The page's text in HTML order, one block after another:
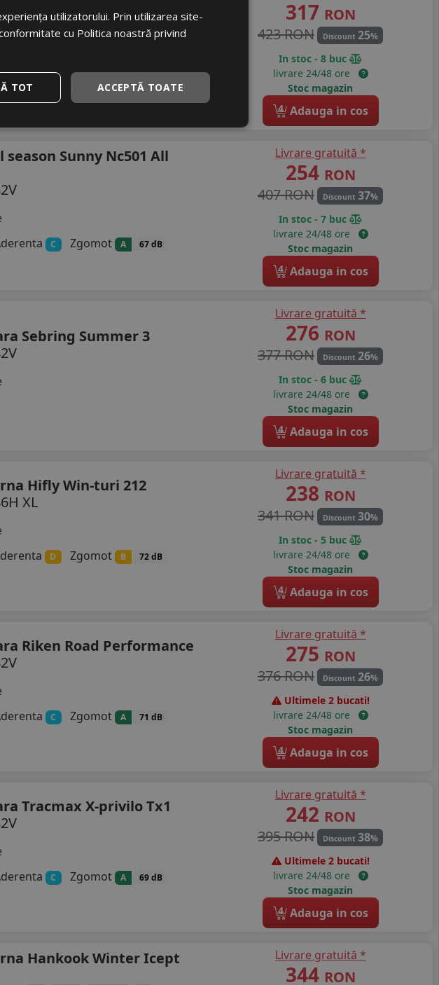
M+S 3PMSF
Slovenia
B Zgomot A 71 dB
317 RON
423 RON
Discount 25%
In stoc - 8 buc
livrare 24/48 ore
Stoc magazin
4 Adauga in cos
Sunny Nc501 All
C Zgomot A 67 dB
Livrare gratuită *
254 RON
407 RON
Discount 37%
In stoc - 7 buc
livrare 24/48 ore
Stoc magazin
4 Adauga in cos
Sebring Summer 3
Livrare gratuită *
276 RON
377 RON
Discount 26%
In stoc - 6 buc
livrare 24/48 ore
Stoc magazin
4 Adauga in cos
Hifly Win-turi 212
XL
D Zgomot B 72 dB
Livrare gratuită *
238 RON
341 RON
Discount 30%
In stoc - 5 buc
livrare 24/48 ore
Stoc magazin
4 Adauga in cos
Riken Road Performance
C Zgomot A 71 dB
Livrare gratuită *
275 RON
376 RON
Discount 26%
Ultimele 2 bucati!
livrare 24/48 ore
Stoc magazin
4 Adauga in cos
Tracmax X-privilo Tx1
C Zgomot A 69 dB
Livrare gratuită *
242 RON
395 RON
Discount 38%
Ultimele 2 bucati!
livrare 24/48 ore
Stoc magazin
4 Adauga in cos
Hankook Winter Icept
Livrare gratuită *
344 RON
utilizatorului. Prin utilizarea site-
cu Politica noastră privind
ACCEPTĂ TOATE
TOT